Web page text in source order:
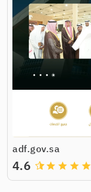
adf.gov.sa
grade
grade
grade
grade
4.6